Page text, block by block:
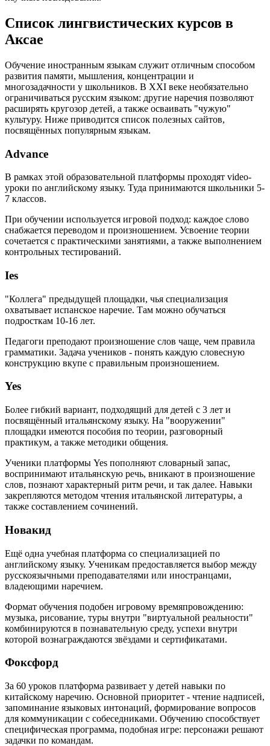
Список лингвистических курсов в
Аксае
Обучение иностранным языкам служит отличным способом
развития памяти, мышления, концентрации и
многозадачности у школьников. В XXI веке необязательно
ограничиваться русским языком: другие наречия позволяют
расширять кругозор детей, а также осваивать "чужую"
культуру. Ниже приводится список полезных сайтов,
посвящённых популярным языкам.
Advance
В рамках этой образовательной платформы проходят video-
уроки по английскому языку. Туда принимаются школьники 5-
7 классов.
При обучении используется игровой подход: каждое слово
снабжается переводом и произношением. Усвоение теории
сочетается с практическими занятиями, а также выполнением
контрольных тестирований.
Ies
"Коллега" предыдущей площадки, чья специализация
охватывает испанское наречие. Там можно обучаться
подросткам 10-16 лет.
Педагоги преподают произношение слов чаще, чем правила
грамматики. Задача учеников - понять каждую словесную
конструкцию вкупе с правильным произношением.
Yes
Более гибкий вариант, подходящий для детей с 3 лет и
посвящённый итальянскому языку. На "вооружении"
площадки имеются пособия по теории, разговорный
практикум, а также методики общения.
Ученики платформы Yes пополняют словарный запас,
воспринимают итальянскую речь, вникают в произношение
слов, познают характерный ритм речи, и так далее. Навыки
закрепляются методом чтения итальянской литературы, а
также составлением сочинений.
Новакид
Ещё одна учебная платформа со специализацией по
английскому языку. Ученикам предоставляется выбор между
русскоязычными преподавателями или иностранцами,
владеющими наречием.
Формат обучения подобен игровому времяпровождению:
музыка, рисование, туры внутри "виртуальной реальности"
комбинируются в познавательную среду, успехи внутри
которой вознаграждаются звёздами и сертификатами.
Фоксфорд
За 60 уроков платформа развивает у детей навыки по
китайскому наречию. Основной приоритет - чтение надписей,
запоминание языковых интонаций, формирование вопросов
для коммуникации с собеседниками. Обучению способствует
специфическая программа, подобная игре: персонажи решают
задачки по командам.